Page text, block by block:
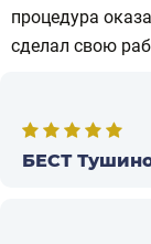
процедура
сделал свою
БЕСТ